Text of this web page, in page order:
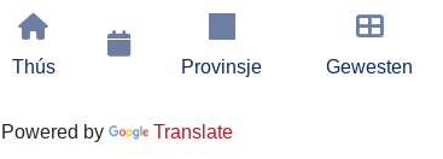
Thús Provinsje Gewesten
Powered by Translate